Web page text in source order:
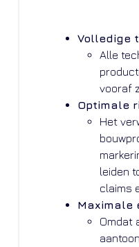
Volledige
Alle
vooraf
Optimale
Het
leiden
claims
Maximale
Omdat